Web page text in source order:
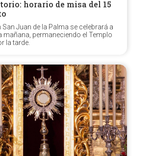
horario de misa del 15
San Juan de la Palma se celebrará a
mañana, permaneciendo el Templo
la tarde.